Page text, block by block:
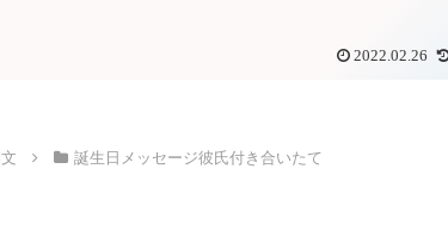
2022.02.26
誕生日メッセージ彼氏付き合いたて